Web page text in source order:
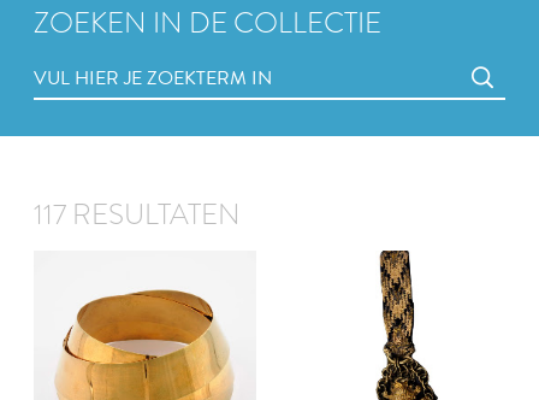
ZOEKEN IN DE COLLECTIE
117 RESULTATEN